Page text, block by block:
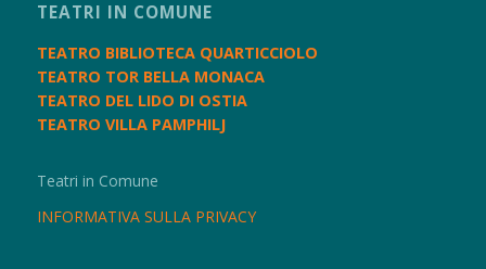
TEATRI IN COMUNE
TEATRO BIBLIOTECA QUARTICCIOLO
TEATRO TOR BELLA MONACA
TEATRO DEL LIDO DI OSTIA
TEATRO VILLA PAMPHILJ
Teatri in Comune
INFORMATIVA SULLA PRIVACY